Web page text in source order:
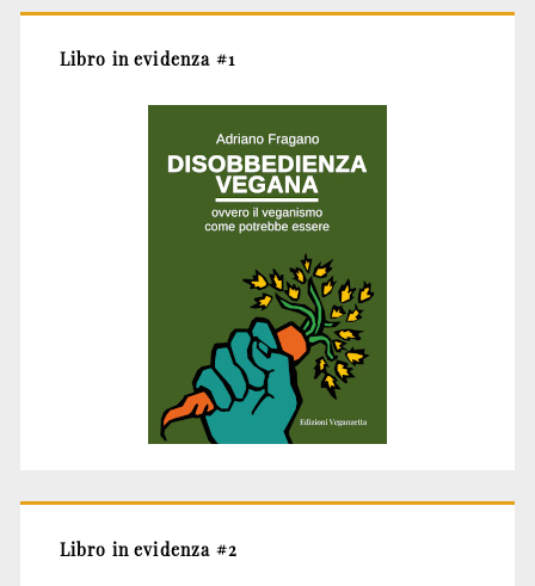
Libro in evidenza #1
Libro in evidenza #2